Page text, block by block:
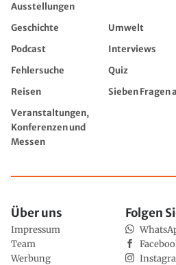
Ausstellungen
Geschichte Umwelt
Podcast
Interviews
Fehlersuche
Quiz
Reisen
Sieben Fragen
Veranstaltungen,
Konferenzen und
Messen
Über uns
Impressum
Team
Werbung
Folgen